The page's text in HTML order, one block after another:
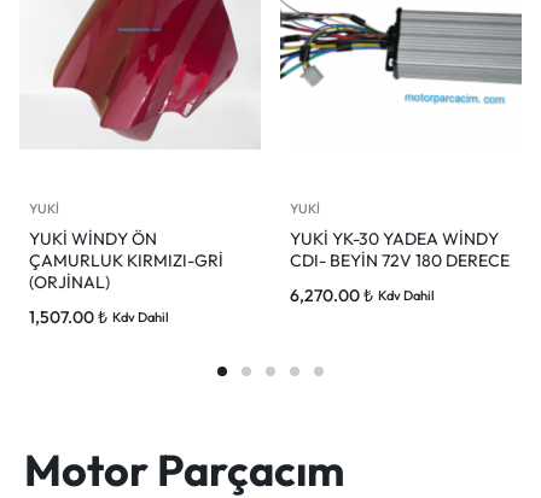
YUKİ
YUKİ WİNDY ÖN
ÇAMURLUK KIRMIZI-GRİ
(ORJİNAL)
1,507.00₺ Kdv Dahil
YUKİ
YUKİ YK-30 YADEA WİNDY
CDI- BEYİN 72V 180 DERECE
6,270.00₺ Kdv Dahil
Motor Parçacım